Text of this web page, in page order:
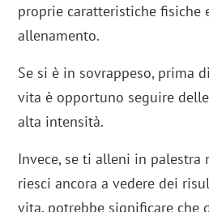
proprie caratteristiche fisiche
allenamento.
Se si è in sovrappeso, prima
vita è opportuno seguire
alta intensità.
Invece, se ti alleni in palestra
riesci ancora a vedere dei
vita, potrebbe significare che